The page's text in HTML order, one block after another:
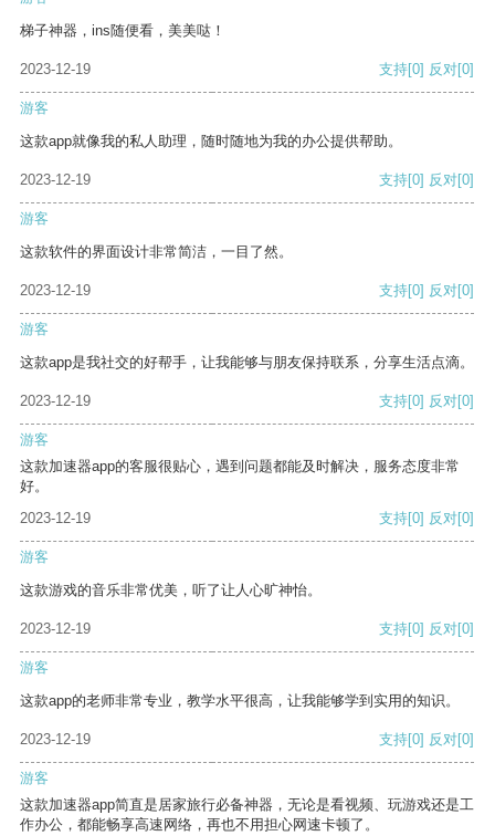
梯子神器，ins随便看，美美哒！
2023-12-19 支持[0] 反对[0]
游客
这款app就像我的私人助理，随时随地为我的办公提供帮助。
2023-12-19 支持[0] 反对[0]
游客
这款软件的界面设计非常简洁，一目了然。
2023-12-19 支持[0] 反对[0]
游客
这款app是我社交的好帮手，让我能够与朋友保持联系，分享生活点滴。
2023-12-19 支持[0] 反对[0]
游客
这款加速器app的客服很贴心，遇到问题都能及时解决，服务态度非常
好。
2023-12-19
支持[0] 反对[0]
游客
这款游戏的音乐非常优美，听了让人心旷神怡。
2023-12-19 支持[0] 反对[0]
游客
这款app的老师非常专业，教学水平很高，让我能够学到实用的知识。
2023-12-19 支持[0] 反对[0]
游客
这款加速器app简直是居家旅行必备神器，无论是看视频、玩游戏还是工
作办公，都能畅享高速网络，再也不用担心网速卡顿了。